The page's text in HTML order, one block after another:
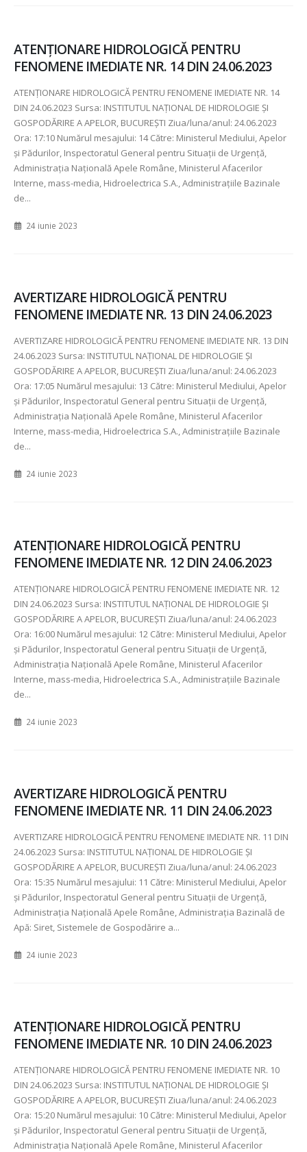
ATENŢIONARE HIDROLOGICĂ PENTRU
FENOMENE IMEDIATE NR. 14 DIN 24.06.2023
ATENŢIONARE HIDROLOGICĂ PENTRU FENOMENE IMEDIATE NR. 14
DIN 24.06.2023 Sursa: INSTITUTUL NAȚIONAL DE HIDROLOGIE ȘI
GOSPODĂRIRE A APELOR, BUCUREȘTI Ziua/luna/anul: 24.06.2023
Ora: 17:10 Numărul mesajului: 14 Către: Ministerul Mediului, Apelor
şi Pădurilor, Inspectoratul General pentru Situaţii de Urgenţă,
Administraţia Naţională Apele Române, Ministerul Afacerilor
Interne, mass-media, Hidroelectrica S.A., Administraţiile Bazinale
de...
24 iunie 2023
AVERTIZARE HIDROLOGICĂ PENTRU
FENOMENE IMEDIATE NR. 13 DIN 24.06.2023
AVERTIZARE HIDROLOGICĂ PENTRU FENOMENE IMEDIATE NR. 13 DIN
24.06.2023 Sursa: INSTITUTUL NAȚIONAL DE HIDROLOGIE ȘI
GOSPODĂRIRE A APELOR, BUCUREȘTI Ziua/luna/anul: 24.06.2023
Ora: 17:05 Numărul mesajului: 13 Către: Ministerul Mediului, Apelor
şi Pădurilor, Inspectoratul General pentru Situaţii de Urgenţă,
Administraţia Naţională Apele Române, Ministerul Afacerilor
Interne, mass-media, Hidroelectrica S.A., Administraţiile Bazinale
de...
24 iunie 2023
ATENŢIONARE HIDROLOGICĂ PENTRU
FENOMENE IMEDIATE NR. 12 DIN 24.06.2023
ATENŢIONARE HIDROLOGICĂ PENTRU FENOMENE IMEDIATE NR. 12
DIN 24.06.2023 Sursa: INSTITUTUL NAȚIONAL DE HIDROLOGIE ȘI
GOSPODĂRIRE A APELOR, BUCUREȘTI Ziua/luna/anul: 24.06.2023
Ora: 16:00 Numărul mesajului: 12 Către: Ministerul Mediului, Apelor
şi Pădurilor, Inspectoratul General pentru Situaţii de Urgenţă,
Administraţia Naţională Apele Române, Ministerul Afacerilor
Interne, mass-media, Hidroelectrica S.A., Administraţiile Bazinale
de...
24 iunie 2023
AVERTIZARE HIDROLOGICĂ PENTRU
FENOMENE IMEDIATE NR. 11 DIN 24.06.2023
AVERTIZARE HIDROLOGICĂ PENTRU FENOMENE IMEDIATE NR. 11 DIN
24.06.2023 Sursa: INSTITUTUL NAȚIONAL DE HIDROLOGIE ȘI
GOSPODĂRIRE A APELOR, BUCUREȘTI Ziua/luna/anul: 24.06.2023
Ora: 15:35 Numărul mesajului: 11 Către: Ministerul Mediului, Apelor
şi Pădurilor, Inspectoratul General pentru Situaţii de Urgenţă,
Administraţia Naţională Apele Române, Administraţia Bazinală de
Apă: Siret, Sistemele de Gospodărire a...
24 iunie 2023
ATENŢIONARE HIDROLOGICĂ PENTRU
FENOMENE IMEDIATE NR. 10 DIN 24.06.2023
ATENŢIONARE HIDROLOGICĂ PENTRU FENOMENE IMEDIATE NR. 10
DIN 24.06.2023 Sursa: INSTITUTUL NAȚIONAL DE HIDROLOGIE ȘI
GOSPODĂRIRE A APELOR, BUCUREȘTI Ziua/luna/anul: 24.06.2023
Ora: 15:20 Numărul mesajului: 10 Către: Ministerul Mediului, Apelor
şi Pădurilor, Inspectoratul General pentru Situaţii de Urgenţă,
Administraţia Naţională Apele Române, Ministerul Afacerilor